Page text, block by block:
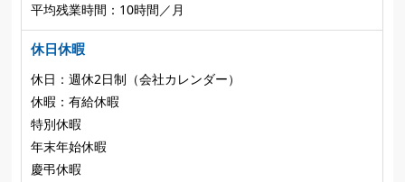
平均残業時間：10時間／月
休日休暇
休日：週休2日制（会社カレンダー）
休暇：有給休暇
特別休暇
年末年始休暇
慶弔休暇